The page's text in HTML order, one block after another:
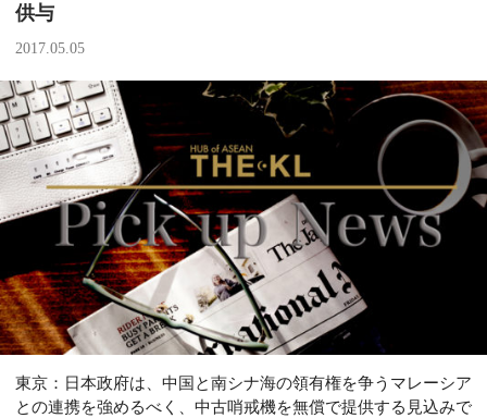
供与
2017.05.05
東京：日本政府は、中国と南シナ海の領有権を争うマレーシア
との連携を強めるべく、中古哨戒機を無償で提供する見込みで